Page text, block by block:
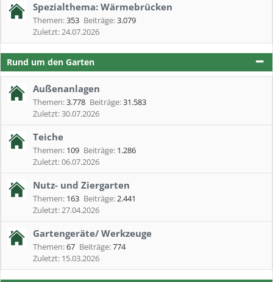
Spezialthema: Wärmebrücken
Themen:353 Beiträge:3.079
24.07.2026
Rund um den Garten
Außenanlagen
Themen:3.778 Beiträge:31.583
30.07.2026
Teiche
Themen: 109 Beiträge: 1.286
06.07.2026
Nutz- und Ziergarten
Themen: 163 Beiträge:2.441
27.04.2026
Gartengeräte/ Werkzeuge
Themen:67 Beiträge:774
15.03.2026